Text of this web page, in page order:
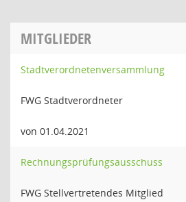
MITGLIEDER
Stadtverordnetenversammlung
FWG Stadtverordneter
von 01.04.2021
Rechnungsprüfungsausschuss
FWG Stellvertretendes Mitglied